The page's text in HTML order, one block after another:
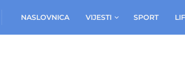
NASLOVNICA VIJESTI SPORT